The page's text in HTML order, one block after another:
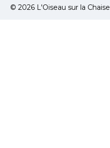
© 2026 L'Oiseau sur la Chaise